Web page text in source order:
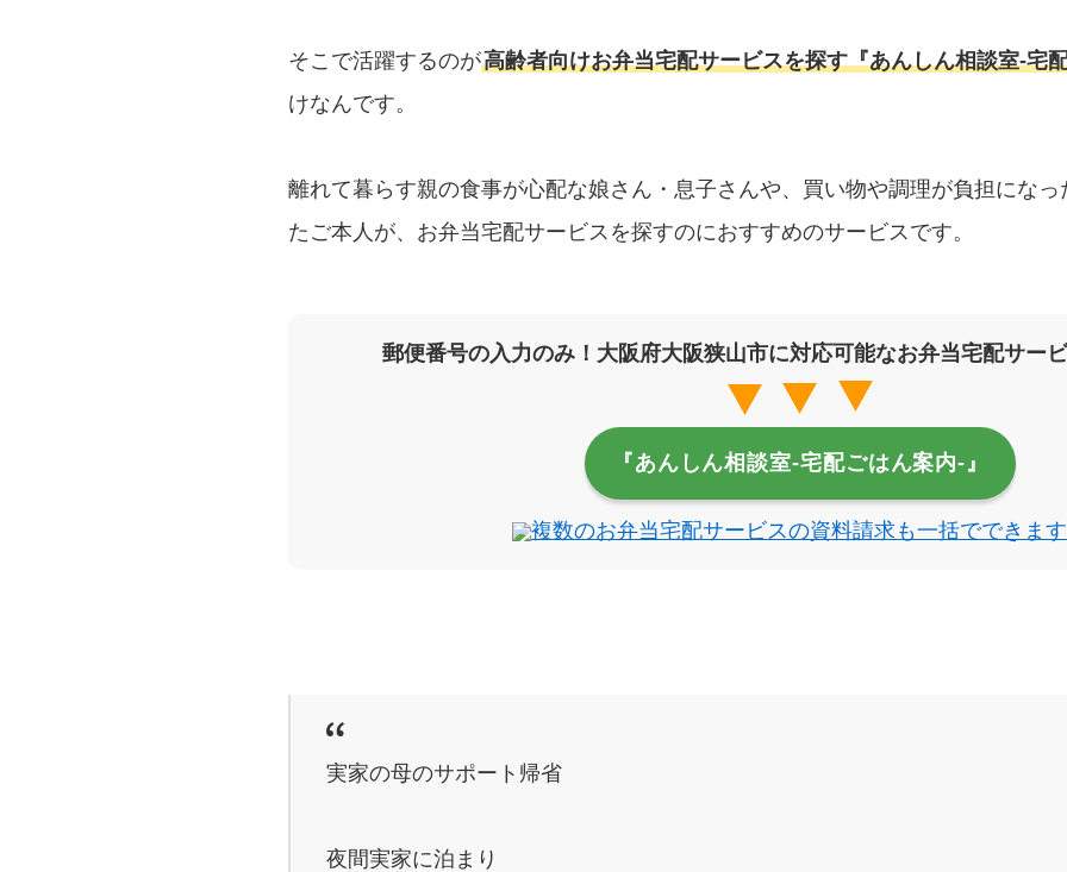
そこで活躍するのが高齢者向けお弁当宅配サービスを探す『あんしん相談室‐宅
けなんです。
離れて暮らす親の食事が心配な娘さん・息子さんや、買い物や調理が負担になっ
たご本人が、お弁当宅配サービスを探すのにおすすめのサービスです。
郵便番号の入力のみ！大阪府大阪狭山市に対応可能なお弁当宅配サー
『あんしん相談室‐宅配ごはん案内‐』
複数のお弁当宅配サービスの資料請求も一括でできます
実家の母のサポート帰省
夜間実家に泊まり